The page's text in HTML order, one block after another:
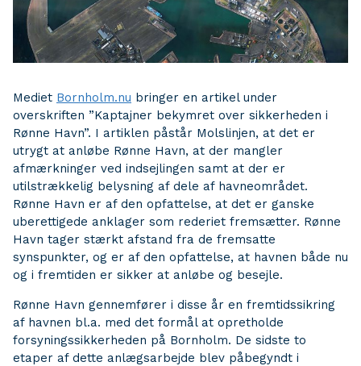
Mediet Bornholm.nu bringer en artikel under
overskriften ”Kaptajner bekymret over sikkerheden i
Rønne Havn”. I artiklen påstår Molslinjen, at det er
utrygt at anløbe Rønne Havn, at der mangler
afmærkninger ved indsejlingen samt at der er
utilstrækkelig belysning af dele af havneområdet.
Rønne Havn er af den opfattelse, at det er ganske
uberettigede anklager som rederiet fremsætter. Rønne
Havn tager stærkt afstand fra de fremsatte
synspunkter, og er af den opfattelse, at havnen både nu
og i fremtiden er sikker at anløbe og besejle.
Rønne Havn gennemfører i disse år en fremtidssikring
af havnen bl.a. med det formål at opretholde
forsyningssikkerheden på Bornholm. De sidste to
etaper af dette anlægsarbejde blev påbegyndt i